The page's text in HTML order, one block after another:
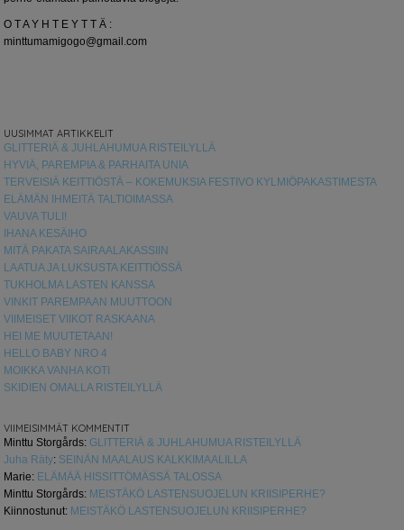
O T A Y H T E Y T T Ä :
minttumamigogo@gmail.com
UUSIMMAT ARTIKKELIT
GLITTERIÄ & JUHLAHUMUA RISTEILYLLÄ
HYVIÄ, PAREMPIA & PARHAITA UNIA
TERVEISIÄ KEITTIÖSTÄ – KOKEMUKSIA FESTIVO KYLMIÖPAKASTIMESTA
ELÄMÄN IHMEITÄ TALTIOIMASSA
VAUVA TULI!
IHANA KESÄIHO
MITÄ PAKATA SAIRAALAKASSIIN
LAATUA JA LUKSUSTA KEITTIÖSSÄ
TUKHOLMA LASTEN KANSSA
VINKIT PAREMPAAN MUUTTOON
VIIMEISET VIIKOT RASKAANA
HEI ME MUUTETAAN!
HELLO BABY NRO 4
MOIKKA VANHA KOTI
SKIDIEN OMALLA RISTEILYLLÄ
VIIMEISIMMÄT KOMMENTIT
Minttu Storgårds: GLITTERIÄ & JUHLAHUMUA RISTEILYLLÄ
Juha Räty: SEINÄN MAALAUS KALKKIMAALILLA
Marie: ELÄMÄÄ HISSITTÖMÄSSÄ TALOSSA
Minttu Storgårds: MEISTÄKÖ LASTENSUOJELUN KRIISIPERHE?
Kiinnostunut: MEISTÄKÖ LASTENSUOJELUN KRIISIPERHE?